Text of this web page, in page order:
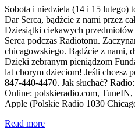
Sobota i niedziela (14 i 15 lutego)
Dar Serca, bądźcie z nami przez
Dziesiątki ciekawych
Serca podczas Radiotonu.
chicagowskiego. Bądźcie z nami,
Dzięki zebranym pieniądzom
lat chorym dzieciom! Jeśli chcesz
847-440-4470. Jak słuchać?
Online: polskieradio.com,
Apple (Polskie Radio 1030
Read more